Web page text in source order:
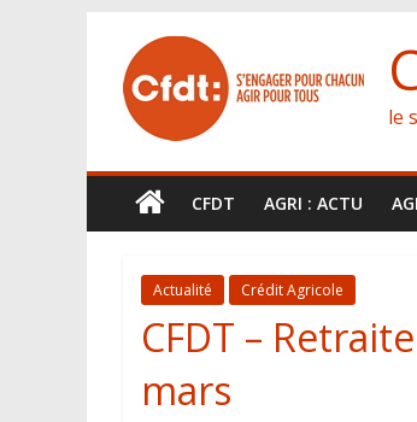
le
CFDT AGRI : ACTU
Actualité Crédit Agricole
CFDT –
mars